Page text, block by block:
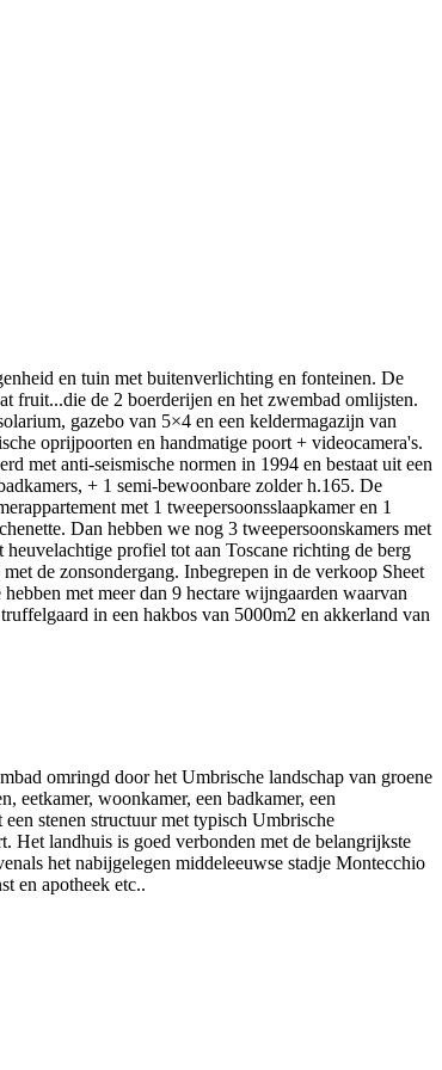
en tuin met buitenverlichting en fonteinen. De
fruit...die de 2 boerderijen en het zwembad omlijsten.
gazebo van 5×4 en een keldermagazijn van
oprijpoorten en handmatige poort + videocamera's.
met anti-seismische normen in 1994 en bestaat uit een
+ 1 semi-bewoonbare zolder h.165. De
met 1 tweepersoonsslaapkamer en 1
Dan hebben we nog 3 tweepersoonskamers met
profiel tot aan Toscane richting de berg
de zonsondergang. Inbegrepen in de verkoop Sheet
met meer dan 9 hectare wijngaarden waarvan
in een hakbos van 5000m2 en akkerland van
omringd door het Umbrische landschap van groene
eetkamer, woonkamer, een badkamer, een
stenen structuur met typisch Umbrische
Het landhuis is goed verbonden met de belangrijkste
het nabijgelegen middeleeuwse stadje Montecchio
en apotheek etc..